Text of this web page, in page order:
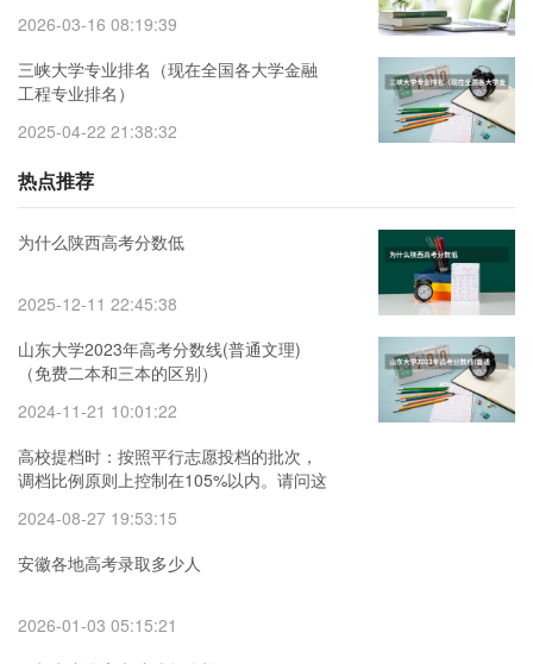
2026-03-16 08:19:39
三峡大学专业排名（现在全国各大学金融
工程专业排名）
2025-04-22 21:38:32
热点推荐
为什么陕西高考分数低
2025-12-11 22:45:38
山东大学2023年高考分数线(普通文理)
（免费二本和三本的区别）
2024-11-21 10:01:22
高校提档时：按照平行志愿投档的批次，
调档比例原则上控制在105%以内。请问这
2024-08-27 19:53:15
安徽各地高考录取多少人
2026-01-03 05:15:21